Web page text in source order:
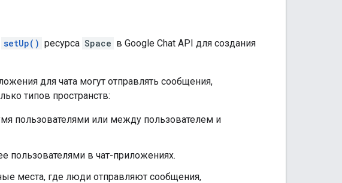
setUp() ресурса Space в Google Chat API для создания
для чата могут отправлять сообщения,
типов пространств:
пользователями или между пользователем и
пользователями в чат-приложениях.
места, где люди отправляют сообщения,